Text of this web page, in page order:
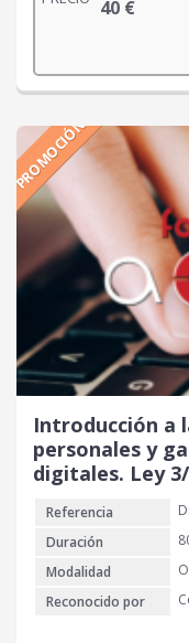
40 €
PROMOCIÓN
Introducción a
personales y
digitales. Ley 3/
Referencia
Duración
Modalidad
Reconocido por